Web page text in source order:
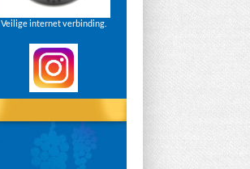
Veilige internet verbinding.